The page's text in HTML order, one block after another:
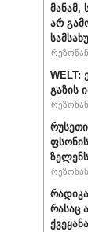
მანამ,
არ
WELT:
გაზის
რასაც